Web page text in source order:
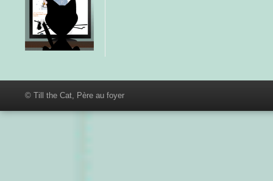
© Till the Cat, Père au foyer